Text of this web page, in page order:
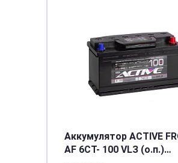
Аккумулятор ACTIVE
AF 6СТ- 100 VLЗ (о.п.)